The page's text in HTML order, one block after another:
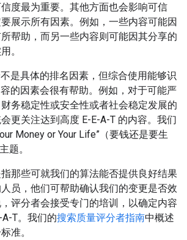
度最为重要。其他方面也会影响可信
展示所有因素。例如，一些内容可能因
帮助，而另一些内容则可能因其分享的
。
是具体的排名因素，但综合使用能够识
的因素会很有帮助。例如，对于可能严
务稳定性或安全性或者社会稳定发展的
更关注达到高度 E-E-A-T 的内容。我们
Money or Your Life”（要钱还是要生
题。
那些可就我们的算法能否提供良好结果
员，他们可帮助确认我们的变更是否效
评分者会接受专门的培训，以确定内容
T。我们的搜索质量评分者指南中概述
准。